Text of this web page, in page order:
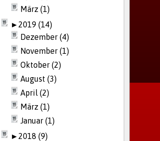
März (1)
►2019 (14)
Dezember (4)
November (1)
Oktober (2)
August (3)
April (2)
März (1)
Januar (1)
►2018 (9)